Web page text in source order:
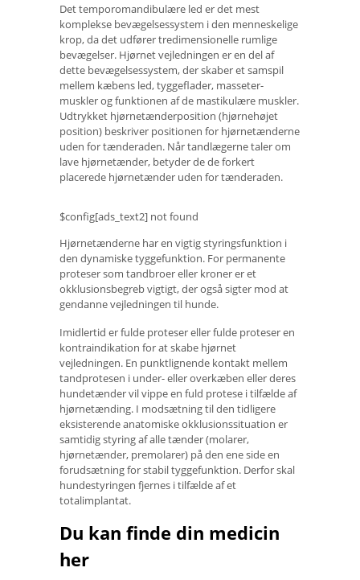
Det temporomandibulære led er det mest
komplekse bevægelsessystem i den menneskelige
krop, da det udfører tredimensionelle rumlige
bevægelser. Hjørnet vejledningen er en del af
dette bevægelsessystem, der skaber et samspil
mellem kæbens led, tyggeflader, masseter-
muskler og funktionen af ​​de mastikulære muskler.
Udtrykket hjørnetænderposition (hjørnehøjet
position) beskriver positionen for hjørnetænderne
uden for tænderaden. Når tandlægerne taler om
lave hjørnetænder, betyder de de forkert
placerede hjørnetænder uden for tænderaden.
$config[ads_text2] not found
Hjørnetænderne har en vigtig styringsfunktion i
den dynamiske tyggefunktion. For permanente
proteser som tandbroer eller kroner er et
okklusionsbegreb vigtigt, der også sigter mod at
gendanne vejledningen til hunde.
Imidlertid er fulde proteser eller fulde proteser en
kontraindikation for at skabe hjørnet
vejledningen. En punktlignende kontakt mellem
tandprotesen i under- eller overkæben eller deres
hundetænder vil vippe en fuld protese i tilfælde af
hjørnetænding. I modsætning til den tidligere
eksisterende anatomiske okklusionssituation er
samtidig styring af alle tænder (molarer,
hjørnetænder, premolarer) på den ene side en
forudsætning for stabil tyggefunktion. Derfor skal
hundestyringen fjernes i tilfælde af et
totalimplantat.
Du kan finde din medicin
her